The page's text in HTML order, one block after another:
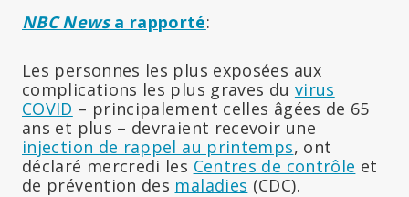
NBC Newsa rapporté:
Les personnes les plus exposées aux
complications les plus graves du virus
COVID – principalement celles âgées de 65
ans et plus – devraient recevoir une
injection de rappel au printemps, ont
déclaré mercredi les Centres de contrôle et
de prévention des maladies (CDC).